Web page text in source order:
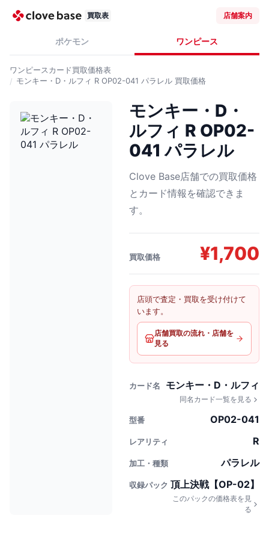
買取表 店舗案内
ポケモン ワンピース
ワンピースカード買取価格表
モンキー・D・ルフィ R OP02-041 パラレル 買取価格
モンキー・D・
ルフィ R OP02-
041 パラレル
Clove Base店舗での買取価格
とカード情報を確認できま
す。
買取価格 ¥1,700
店頭で査定・買取を受け付けて
います。
店舗買取の流れ・店舗を
見る
カード名 モンキー・D・ルフィ
同名カード一覧を見る
型番 OP02-041
レアリティ R
加工・種類 パラレル
収録パック 頂上決戦【OP-02】
このパックの価格表を見
る